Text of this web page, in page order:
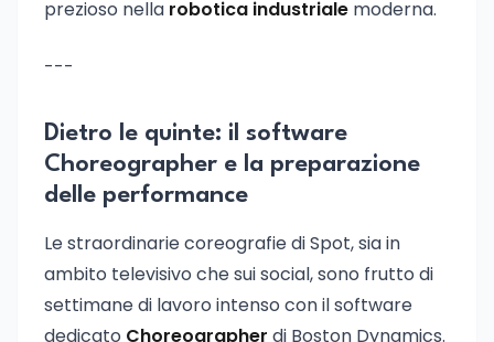
prezioso nella robotica industriale moderna.
---
Dietro le quinte: il software
Choreographer e la preparazione
delle performance
Le straordinarie coreografie di Spot, sia in
ambito televisivo che sui social, sono frutto di
settimane di lavoro intenso con il software
dedicato Choreographer di Boston Dynamics.